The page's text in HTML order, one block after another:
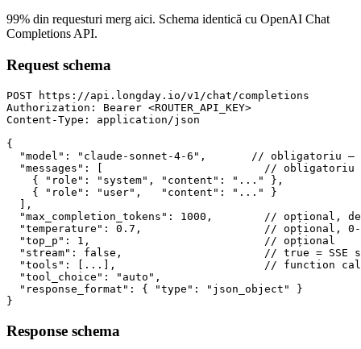
99% din requesturi merg aici. Schema identică cu OpenAI Chat
Completions API.
Request schema
POST https://api.longday.io/v1/chat/completions
Authorization: Bearer <ROUTER_API_KEY>
Content-Type: application/json
{
"model": "claude-sonnet-4-6",       // obligatoriu —
  "messages": [                         // obligatoriu
    { "role": "system", "content": "..." },
    { "role": "user",   "content": "..." }
  ],
"max_completion_tokens": 1000,        // opțional,
"temperature": 0.7,                   // opțional,
  "top_p": 1,                           // opțional
"stream": false,                      // true = SSE
"tools": [...],                       // function
  "tool_choice": "auto",
  "response_format": { "type": "json_object" }
}
Response schema